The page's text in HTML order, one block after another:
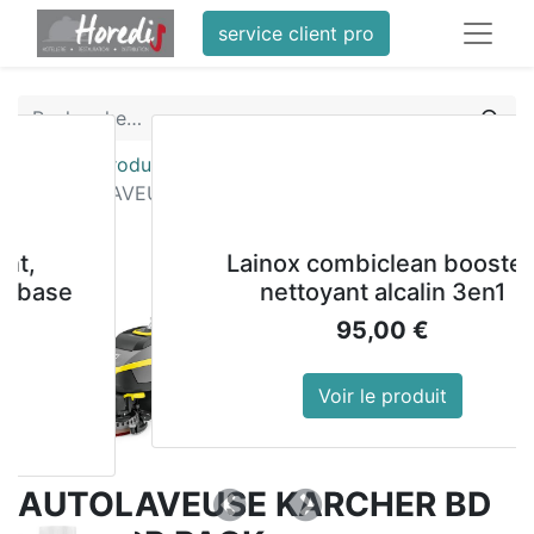
service client pro
Tous les produits
AUTOLAVEUSE KARCHER BD 38/12 BP PACK
AUTOLAVEUSE KARCHER BD
Lainox combiclean boosted
nettoyant alcalin 3en1
95,00€
Voir le produit
PrécedentSuivant